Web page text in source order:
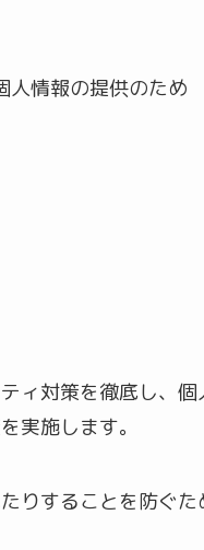
人情報の提供のため
ィ対策を徹底し、
実施します。
りすることを防ぐ